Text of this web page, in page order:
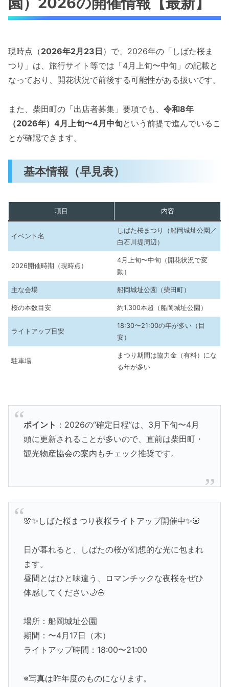
現時点（2026年2月23日 ）で、2026年の「しばた桜ま
つり」は、旅行サイト等では「4月上旬〜中旬」の記載と
なっており、開花状況で前後する可能性がある扱いです。
また、柴田町の「出店者募集」要項でも、 令和8年
（2026年）4月上旬〜4月中旬という前提で進んでいるこ
とが確認できます。
基本情報（早見表）
項目 内容
イベント名
しばた桜まつり（船岡城址公園／
白石川堤周辺）
2026開催時期（現時点）
4月上旬〜中旬（開花状況で変
動）
主な会場 船岡城址公園（柴田町）
桜の本数目安 約1,300本超（船岡城址公園）
ライトアップ目安
18:30〜21:00の年が多い（目
安）
駐車場
まつり期間は協力金（有料）にな
る年が多い
ポイント ：2026の“確定日程”は、3月下旬〜4月
頭に更新されることが多いので、直前は柴田町・
観光物産協会の案内もチェック推奨です。
🌸✨しばた桜まつり夜桜ライトアップ開催中✨🌸
日が暮れると、しばたの桜が幻想的な光に包まれ
ます。
昼間とはひと味違う、ロマンチックな夜桜をぜひ
体感してください🌙🌸
場所：船岡城址公園
期間：〜4月17日（木）
ライトアップ時間：18:00〜21:00
※写真は昨年度のものになります。